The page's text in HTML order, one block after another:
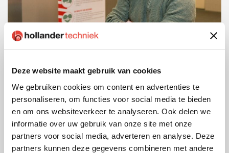
Deze website maakt gebruik van cookies
We gebruiken cookies om content en advertenties te
personaliseren, om functies voor social media te bieden
en om ons websiteverkeer te analyseren. Ook delen we
informatie over uw gebruik van onze site met onze
partners voor social media, adverteren en analyse. Deze
partners kunnen deze gegevens combineren met andere
Bjorn Jernberg – Lead hardware
engineer
Maak kennis met Bjorn Jernberg, lead hardware
engineer bij Hollander Techniek. Dankzij zijn passie
voor techniek groeide hij van leerling monteur door